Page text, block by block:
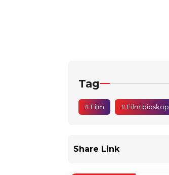
Tag
# Film # Film bioskop
Share Link